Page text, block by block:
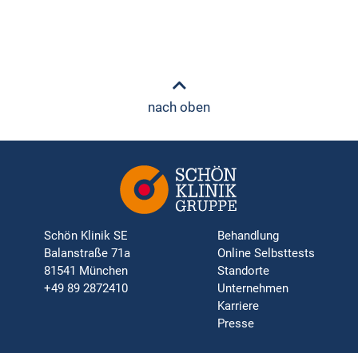
nach oben
Schön Klinik SE
Balanstraße 71a
81541 München
+49 89 2872410
Behandlung
Online Selbsttests
Standorte
Unternehmen
Karriere
Presse